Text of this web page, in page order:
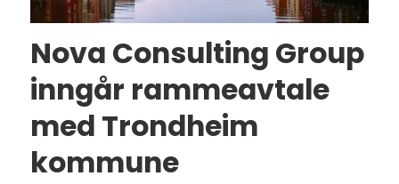
Nova Consulting Group
inngår rammeavtale
med Trondheim
kommune